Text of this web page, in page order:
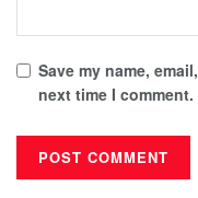
Save my name,
next time I comment.